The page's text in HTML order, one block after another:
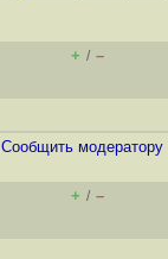
+ / –
Cообщить модератору
+ / –